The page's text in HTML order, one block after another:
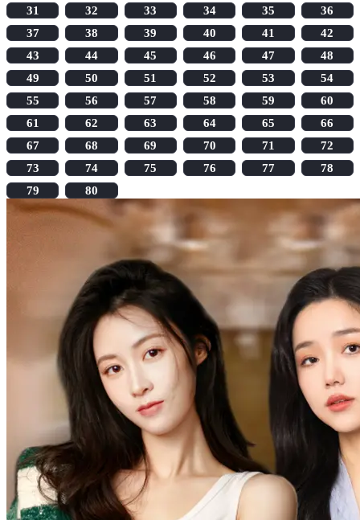
31
32 33 34 35
36
37
38 39 40 41
42
43
44 45 46 47
48
49
50 51 52 53
54
55
56 57 58 59
60
61
62 63 64 65
66
67
68 69 70 71
72
73
74 75 76 77
78
79
80